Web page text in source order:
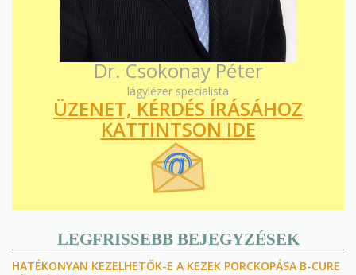
Dr. Csokonay Péter
lágylézer specialista
ÜZENET, KÉRDÉS ÍRÁSÁHOZ
KATTINTSON IDE
LEGFRISSEBB BEJEGYZÉSEK
HATÉKONYAN KEZELHETŐK-E A KEZEK PORCKOPÁSA B-CURE